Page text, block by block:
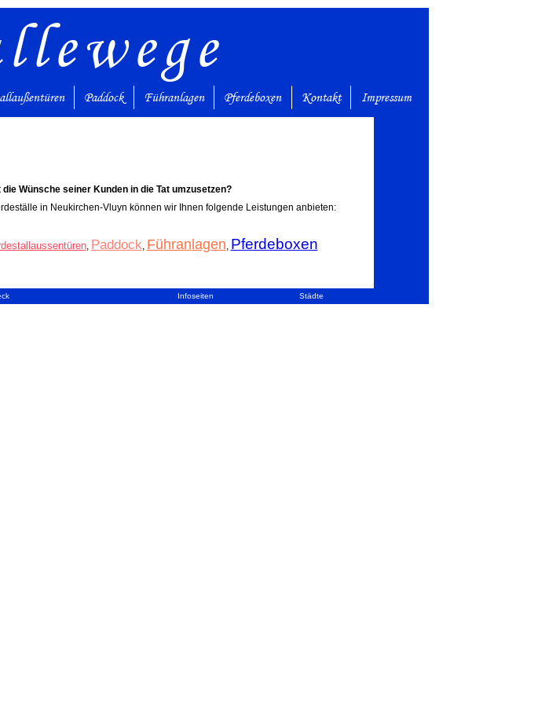
Paddock Führanlagen Pferdeboxen Kontakt Impressum
Wünsche seiner Kunden in die Tat umzusetzen?
in Neukirchen-Vluyn können wir Ihnen folgende Leistungen anbieten:
, Paddock Führanlagen Pferdeboxen
Infoseiten Städte